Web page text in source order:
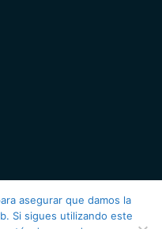
asegurar que damos la
Si sigues utilizando este